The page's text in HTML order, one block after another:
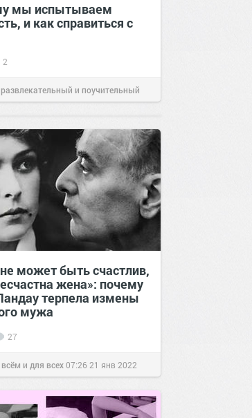
мы испытываем
и как справиться с
2
и поучительный
может быть счастлив,
жена»: почему
терпела измены
мужа
27
и для всех07:26 21 янв 2022